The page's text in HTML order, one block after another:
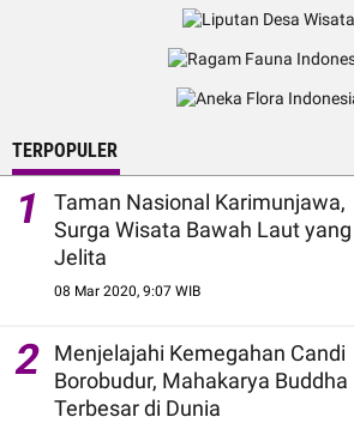
TERPOPULER
1
Taman Nasional Karimunjawa,
Surga Wisata Bawah Laut yang
Jelita
08 Mar 2020, 9:07 WIB
2
Menjelajahi Kemegahan Candi
Borobudur, Mahakarya Buddha
Terbesar di Dunia